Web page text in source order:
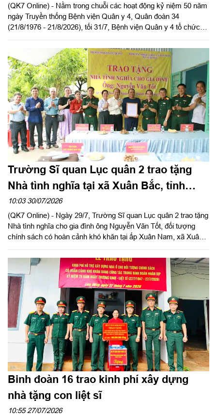
(QK7 Online) - Nằm trong chuỗi các hoạt động kỷ niệm 50 năm
ngày Truyền thống Bệnh viện Quân y 4, Quân đoàn 34
(21/8/1976 - 21/8/2026), tối 31/7, Bệnh viện Quân y 4 tổ chức
Cống hiến - Phát triển”.
Trường Sĩ quan Lục quân 2 trao tặng
Nhà tình nghĩa tại xã Xuân Bắc, tỉnh
Đồng Nai
10:03 30/07/2026
(QK7 Online) - Ngày 29/7, Trường Sĩ quan Lục quân 2 trao tặng
Nhà tình nghĩa cho gia đình ông Nguyễn Văn Tốt, đối tượng
chính sách có hoàn cảnh khó khăn tại ấp Xuân Nam, xã Xuân
“Đền ơn đáp nghĩa”, tri ân người có công với cách mạng nhân
kỷ niệm 79 năm Ngày Thương binh - Liệt sĩ (27/7/1947 -
27/7/2026), hướng tới kỷ niệm 65 năm Ngày truyền thống
Trường Sĩ quan Lục quân 2 (27/8/1961 - 27/8/2026).
Binh đoàn 16 trao kinh phí xây dựng
nhà tặng con liệt sĩ
10:55 27/07/2026